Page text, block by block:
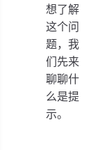
想了解
这个问
题，我
们先来
聊聊什
么是提
示。